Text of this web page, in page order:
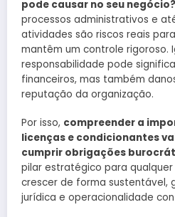
pode causar no seu negócio?
processos administrativos e
atividades são riscos reais
mantêm um controle rigoroso.
responsabilidade pode
financeiros, mas também
reputação da organização.
Por isso, compreender a
licenças e condicionantes
cumprir obrigações
pilar estratégico para
crescer de forma sustentável,
jurídica e operacionalidade